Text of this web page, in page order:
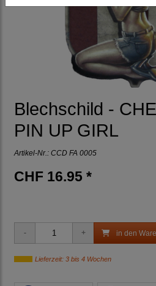
Blechschild -
PIN UP GIRL
Artikel-Nr.: CCD FA 0005
CHF 16.95 *
in den
Lieferzeit: 3 bis 4 Wochen